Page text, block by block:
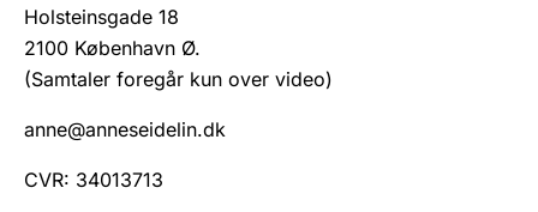
Holsteinsgade 18
2100 København Ø.
(Samtaler foregår kun over video)
anne@anneseidelin.dk
CVR: 34013713